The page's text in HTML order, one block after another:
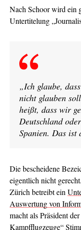
Nach Schoor wird ein
Untertitelung
„Ich glaube,
nicht glauben
heißt, dass wir
Deutschland
Spanien. Das ist
Die bescheidene
eigentlich nicht
Zürich betreibt ein
Auswertung von
macht als Präsident
Kampfflugzeuge“